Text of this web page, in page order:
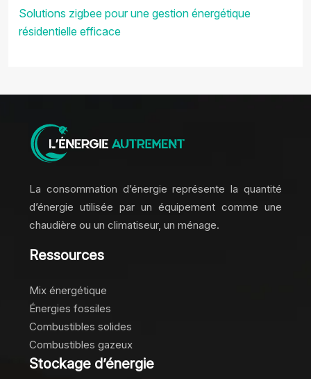
Solutions zigbee pour une gestion énergétique
résidentielle efficace
La consommation d’énergie représente la quantité
d’énergie utilisée par un équipement comme une
chaudière ou un climatiseur, un ménage.
Ressources
Mix énergétique
Énergies fossiles
Combustibles solides
Combustibles gazeux
Stockage d’énergie